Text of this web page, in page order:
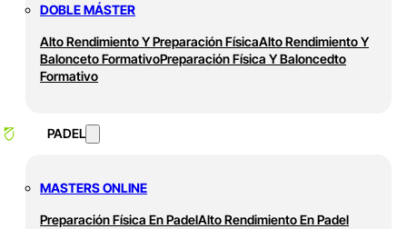
DOBLE MÁSTER
Alto Rendimiento Y Preparación FísicaAlto Rendimiento Y
Balonceto FormativoPreparación Física Y Baloncedto
Formativo
PADEL
MASTERS ONLINE
Preparación Física En PadelAlto Rendimiento En Padel